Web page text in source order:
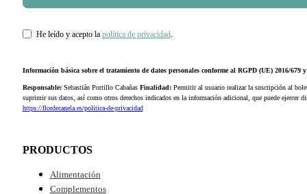
He leído y acepto la política de privacidad.
Información básica sobre el tratamiento de datos personales conforme al RGPD (UE) 2016/679
Responsable:Sebastián Portillo Cabañas Finalidad:Permitir al usuario realizar la suscripción al
suprimir sus datos, así como otros derechos indicados en la información adicional, que puede
https://flordecanela.es/politica-de-privacidad
PRODUCTOS
Alimentación
Complementos